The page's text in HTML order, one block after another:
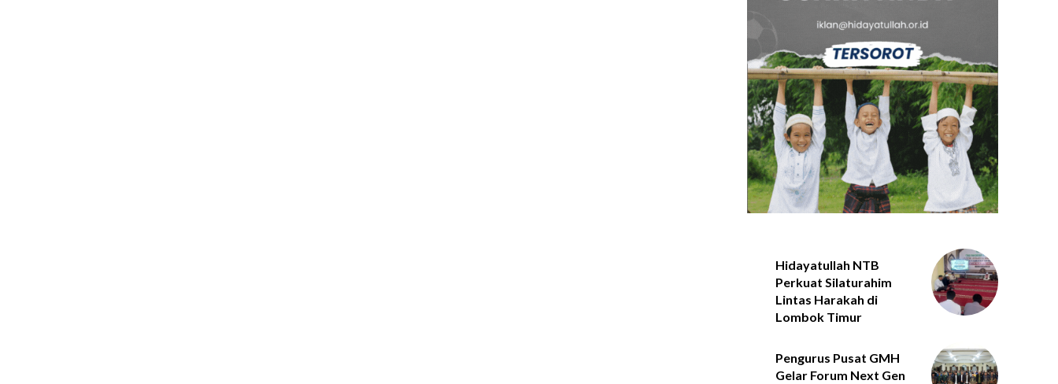
Hidayatullah NTB
Perkuat Silaturahim
Lintas Harakah di
Lombok Timur
Pengurus Pusat GMH
Gelar Forum Next Gen